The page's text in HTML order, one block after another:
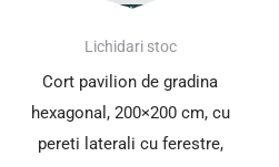
SUPER PREȚ!Lichidari stoc
Cort pavilion de gradina
hexagonal, 200×200 cm, cu
pereti laterali cu ferestre,